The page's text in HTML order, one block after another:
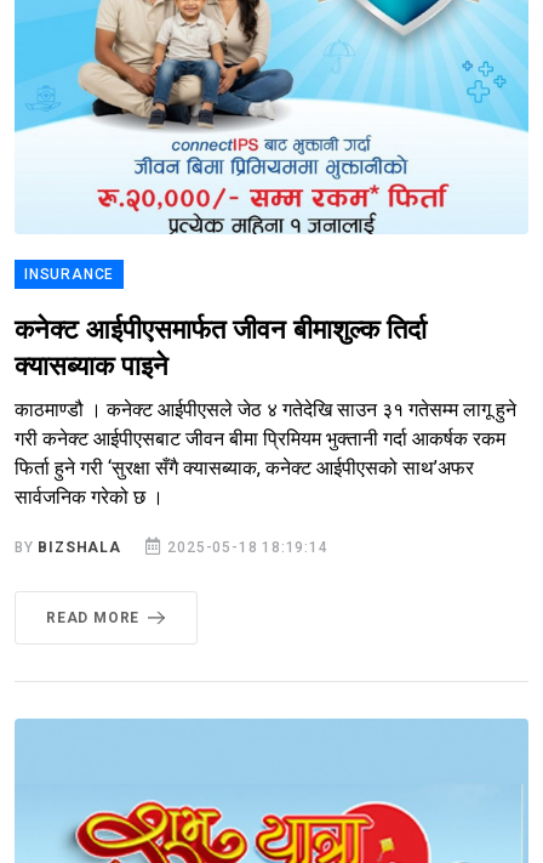
INSURANCE
कनेक्ट आईपीएसमार्फत जीवन बीमाशुल्क तिर्दा
क्यासब्याक पाइने
काठमाण्डौ । कनेक्ट आईपीएसले जेठ ४ गतेदेखि साउन ३१ गतेसम्म लागू हुने
गरी कनेक्ट आईपीएसबाट जीवन बीमा प्रिमियम भुक्तानी गर्दा आकर्षक रकम
फिर्ता हुने गरी ‘सुरक्षा सँगै क्यासब्याक, कनेक्ट आईपीएसको साथ’अफर
सार्वजनिक गरेको छ ।
BY BIZSHALA 2025-05-18 18:19:14
READ MORE